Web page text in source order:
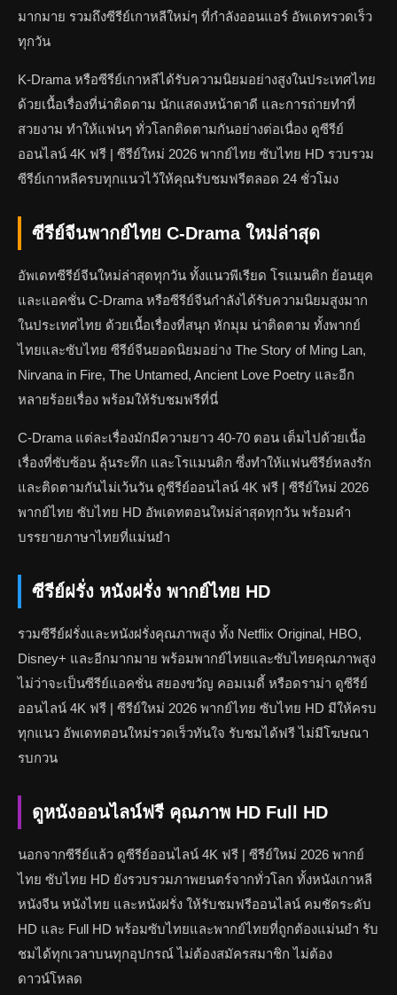
มากมาย รวมถึงซีรีย์เกาหลีใหม่ๆ ที่กำลังออนแอร์ อัพเดทรวดเร็ว
ทุกวัน
K-Drama หรือซีรีย์เกาหลีได้รับความนิยมอย่างสูงในประเทศไทย
ด้วยเนื้อเรื่องที่น่าติดตาม นักแสดงหน้าตาดี และการถ่ายทำที่
สวยงาม ทำให้แฟนๆ ทั่วโลกติดตามกันอย่างต่อเนื่อง ดูซีรีย์
ออนไลน์ 4K ฟรี | ซีรีย์ใหม่ 2026 พากย์ไทย ซับไทย HD รวบรวม
ซีรีย์เกาหลีครบทุกแนวไว้ให้คุณรับชมฟรีตลอด 24 ชั่วโมง
ซีรีย์จีนพากย์ไทย C-Drama ใหม่ล่าสุด
อัพเดทซีรีย์จีนใหม่ล่าสุดทุกวัน ทั้งแนวพีเรียด โรแมนติก ย้อนยุค
และแอคชั่น C-Drama หรือซีรีย์จีนกำลังได้รับความนิยมสูงมาก
ในประเทศไทย ด้วยเนื้อเรื่องที่สนุก หักมุม น่าติดตาม ทั้งพากย์
ไทยและซับไทย ซีรีย์จีนยอดนิยมอย่าง The Story of Ming Lan,
Nirvana in Fire, The Untamed, Ancient Love Poetry และอีก
หลายร้อยเรื่อง พร้อมให้รับชมฟรีที่นี่
C-Drama แต่ละเรื่องมักมีความยาว 40-70 ตอน เต็มไปด้วยเนื้อ
เรื่องที่ซับซ้อน ลุ้นระทึก และโรแมนติก ซึ่งทำให้แฟนซีรีย์หลงรัก
และติดตามกันไม่เว้นวัน ดูซีรีย์ออนไลน์ 4K ฟรี | ซีรีย์ใหม่ 2026
พากย์ไทย ซับไทย HD อัพเดทตอนใหม่ล่าสุดทุกวัน พร้อมคำ
บรรยายภาษาไทยที่แม่นยำ
ซีรีย์ฝรั่ง หนังฝรั่ง พากย์ไทย HD
รวมซีรีย์ฝรั่งและหนังฝรั่งคุณภาพสูง ทั้ง Netflix Original, HBO,
Disney+ และอีกมากมาย พร้อมพากย์ไทยและซับไทยคุณภาพสูง
ไม่ว่าจะเป็นซีรีย์แอคชั่น สยองขวัญ คอมเมดี้ หรือดราม่า ดูซีรีย์
ออนไลน์ 4K ฟรี | ซีรีย์ใหม่ 2026 พากย์ไทย ซับไทย HD มีให้ครบ
ทุกแนว อัพเดทตอนใหม่รวดเร็วทันใจ รับชมได้ฟรี ไม่มีโฆษณา
รบกวน
ดูหนังออนไลน์ฟรี คุณภาพ HD Full HD
นอกจากซีรีย์แล้ว ดูซีรีย์ออนไลน์ 4K ฟรี | ซีรีย์ใหม่ 2026 พากย์
ไทย ซับไทย HD ยังรวบรวมภาพยนตร์จากทั่วโลก ทั้งหนังเกาหลี
หนังจีน หนังไทย และหนังฝรั่ง ให้รับชมฟรีออนไลน์ คมชัดระดับ
HD และ Full HD พร้อมซับไทยและพากย์ไทยที่ถูกต้องแม่นยำ รับ
ชมได้ทุกเวลาบนทุกอุปกรณ์ ไม่ต้องสมัครสมาชิก ไม่ต้อง
ดาวน์โหลด